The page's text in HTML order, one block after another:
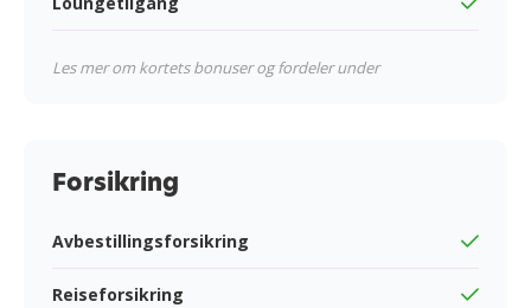
Les mer om kortets bonuser og fordeler under
Forsikring
Avbestillingsforsikring
Reiseforsikring